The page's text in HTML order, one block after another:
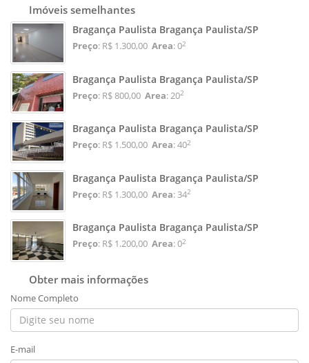
Imóveis semelhantes
Bragança Paulista Bragança Paulista/SP
Preço: R$ 1.300,00 Area: 02
Bragança Paulista Bragança Paulista/SP
Preço: R$ 800,00 Area: 202
Bragança Paulista Bragança Paulista/SP
Preço: R$ 1.500,00 Area: 402
Bragança Paulista Bragança Paulista/SP
Preço: R$ 1.300,00 Area: 342
Bragança Paulista Bragança Paulista/SP
Preço: R$ 1.200,00 Area: 02
Obter mais informações
Nome Completo
E-mail